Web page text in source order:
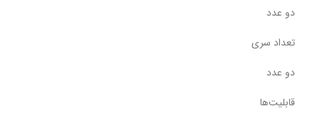
دو عدد
تعداد سری
دو عدد
قابلیت‌ها